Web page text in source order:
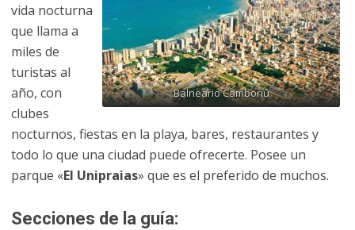
Balneario Camboriú
vida nocturna
que llama a
miles de
turistas al
año, con
clubes
nocturnos, fiestas en la playa, bares, restaurantes y
todo lo que una ciudad puede ofrecerte. Posee un
parque «El Unipraias» que es el preferido de muchos.
Secciones de la guía: